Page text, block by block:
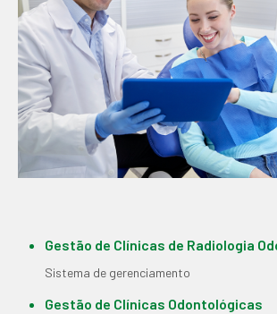
Gestão de Clínicas de Radiologia
Sistema de gerenciamento
Gestão de Clínicas Odontológicas